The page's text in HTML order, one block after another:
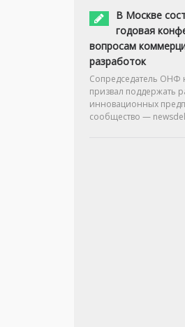
В Москве
годовая
вопросам
разработок
Сопредседатель ОНФ
призвал поддержать
инновационных
сообщество —